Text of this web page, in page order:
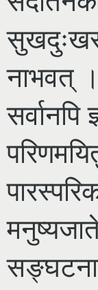
नाभवत्